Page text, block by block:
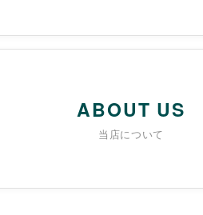
ABOUT US
当店について